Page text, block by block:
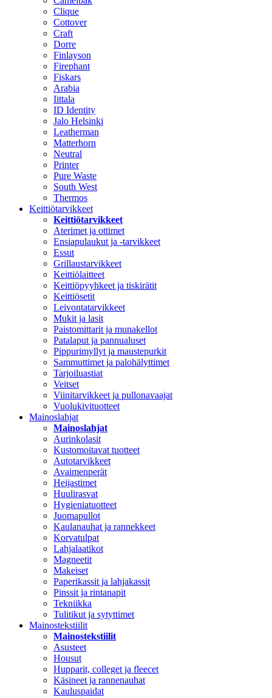
Clique
Cottover
Craft
Dorre
Finlayson
Firephant
Fiskars
Arabia
Iittala
ID Identity
Jalo Helsinki
Leatherman
Matterhorn
Neutral
Printer
Pure Waste
South West
Thermos
Keittiötarvikkeet
Keittiötarvikkeet
Aterimet ja ottimet
Ensiapulaukut ja -tarvikkeet
Essut
Grillaustarvikkeet
Keittiölaitteet
Keittiöpyyhkeet ja tiskirätit
Keittiösetit
Leivontatarvikkeet
Mukit ja lasit
Paistomittarit ja munakellot
Patalaput ja pannualuset
Pippurimyllyt ja maustepurkit
Sammuttimet ja palohälyttimet
Tarjoiluastiat
Veitset
Viinitarvikkeet ja pullonavaajat
Vuolukivituotteet
Mainoslahjat
Mainoslahjat
Aurinkolasit
Kustomoitavat tuotteet
Autotarvikkeet
Avaimenperät
Heijastimet
Huulirasvat
Hygieniatuotteet
Juomapullot
Kaulanauhat ja rannekkeet
Korvatulpat
Lahjalaatikot
Magneetit
Makeiset
Paperikassit ja lahjakassit
Pinssit ja rintanapit
Tekniikka
Tulitikut ja sytyttimet
Mainostekstiilit
Mainostekstiilit
Asusteet
Housut
Hupparit, colleget ja fleecet
Käsineet ja rannenauhat
Kauluspaidat